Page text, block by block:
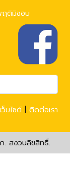
ฤติมิชอบ
ว็บไซต์| ติดต่อเรา
. สงวนลิขสิทธิ์.